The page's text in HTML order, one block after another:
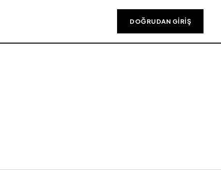
DOĞRUDAN GIRIŞ